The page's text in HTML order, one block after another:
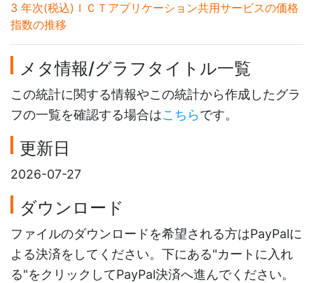
3 年次(税込)ＩＣＴアプリケーション共用サービスの価格
指数の推移
メタ情報/グラフタイトル一覧
この統計に関する情報やこの統計から作成したグラ
フの一覧を確認する場合はこちらです。
更新日
2026-07-27
ダウンロード
ファイルのダウンロードを希望される方はPayPalに
よる決済をしてください。下にある"カートに入れ
る"をクリックしてPayPal決済へ進んでください。